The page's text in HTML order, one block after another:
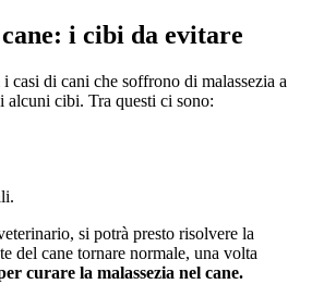
i cibi da evitare
casi di cani che soffrono di malassezia a
alcuni cibi. Tra questi ci sono:
si potrà presto risolvere la
del cane tornare normale, una volta
curare la malassezia nel cane.